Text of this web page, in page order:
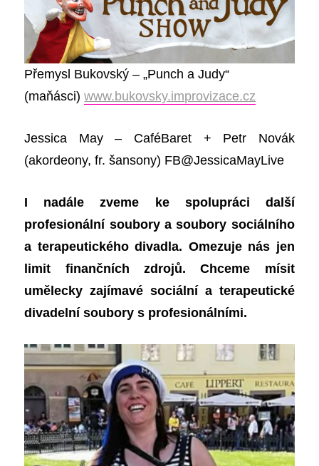
Přemysl Bukovský – „Punch a Judy“
(maňásci)www.bukovsky.improvizace.cz
Jessica May – CaféBaret + Petr Novák
(akordeony, fr. šansony) FB@JessicaMayLive
I nadále zveme ke spolupráci další
profesionální soubory a soubory sociálního
a terapeutického divadla. Omezuje nás jen
limit finančních zdrojů. Chceme mísit
umělecky zajímavé sociální a terapeutické
divadelní soubory s profesionálními.